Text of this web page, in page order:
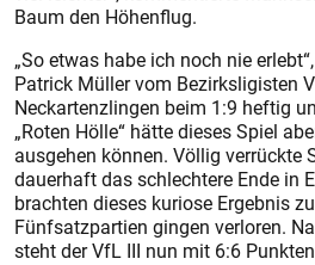
Baum den Höhenflug.
„So etwas habe ich noch nie
Patrick Müller vom Bezirksligisten
Neckartenzlingen beim 1:9 heftig
„Roten Hölle“ hätte dieses Spiel
ausgehen können. Völlig verrückte
dauerhaft das schlechtere Ende in
brachten dieses kuriose Ergebnis
Fünfsatzpartien gingen verloren.
steht der VfL III nun mit 6:6